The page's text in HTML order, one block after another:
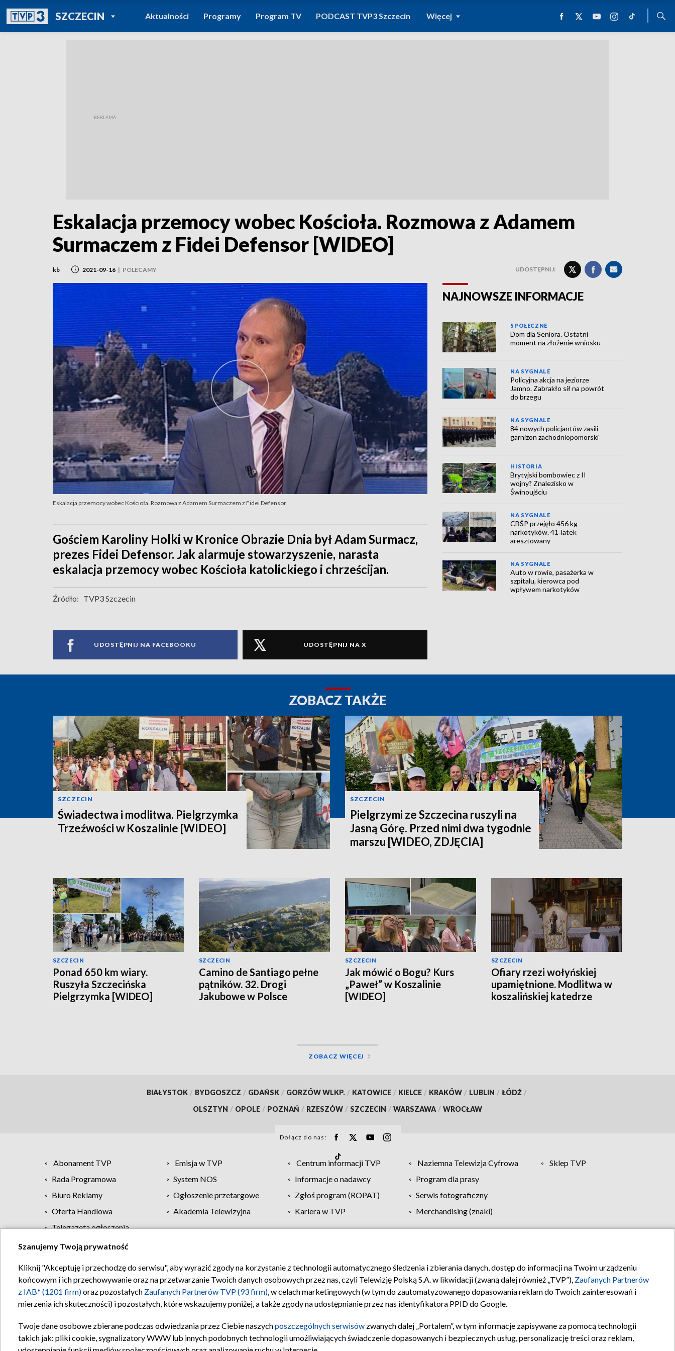
SZCZECINPOWRÓT DO
TVP REGIONY
Aktualności Programy Program TV PODCAST TVP3 Szczecin Więcej
Eskalacja przemocy wobec Kościoła. Rozmowa z Adamem
Surmaczem z Fidei Defensor [WIDEO]
kb 2021-09-16 | POLECAMY UDOSTĘPNIJ:
Eskalacja przemocy wobec Kościoła. Rozmowa z Adamem Surmaczem z Fidei Defensor
Gościem Karoliny Holki w Kronice Obrazie Dnia był Adam Surmacz,
prezes Fidei Defensor. Jak alarmuje stowarzyszenie, narasta
eskalacja przemocy wobec Kościoła katolickiego i chrześcijan.
Źródło: TVP3 Szczecin
UDOSTĘPNIJ NA FACEBOOKU UDOSTĘPNIJ NA X
NAJNOWSZE INFORMACJE
SPOŁECZNE
Dom dla Seniora. Ostatni
moment na złożenie wniosku
NA SYGNALE
Policyjna akcja na jeziorze
Jamno. Zabrakło sił na powrót
do brzegu
NA SYGNALE
84 nowych policjantów zasili
garnizon zachodniopomorski
HISTORIA
Brytyjski bombowiec z II
wojny? Znalezisko w
Świnoujściu
NA SYGNALE
CBŚP przejęło 456 kg
narkotyków. 41‑latek
aresztowany
NA SYGNALE
Auto w rowie, pasażerka w
szpitalu, kierowca pod
wpływem narkotyków
ZOBACZ TAKŻE
SZCZECIN
Świadectwa i modlitwa. Pielgrzymka
Trzeźwości w Koszalinie [WIDEO]
SZCZECIN
Pielgrzymi ze Szczecina ruszyli na
Jasną Górę. Przed nimi dwa tygodnie
marszu [WIDEO, ZDJĘCIA]
SZCZECIN
Ponad 650 km wiary.
Ruszyła Szczecińska
Pielgrzymka [WIDEO]
SZCZECIN
Camino de Santiago pełne
pątników. 32. Drogi
Jakubowe w Polsce
SZCZECIN
Jak mówić o Bogu? Kurs
„Paweł” w Koszalinie
[WIDEO]
SZCZECIN
Ofiary rzezi wołyńskiej
upamiętnione. Modlitwa w
koszalińskiej katedrze
ZOBACZ WIĘCEJ
BIAŁYSTOK / BYDGOSZCZ / GDAŃSK / GORZÓW WLKP. / KATOWICE / KIELCE / KRAKÓW / LUBLIN / ŁÓDŹ /
OLSZTYN / OPOLE / POZNAŃ / RZESZÓW / SZCZECIN / WARSZAWA / WROCŁAW
Dołącz do nas:
Abonament TVP Emisja w TVP Centrum informacji TVP Naziemna Telewizja Cyfrowa
Sklep TVP
Rada Programowa
System NOS Informacje o nadawcy
Program dla prasy
Biuro Reklamy
Ogłoszenie przetargowe Zgłoś program (ROPAT)
Serwis fotograficzny
Oferta Handlowa
Akademia Telewizyjna Kariera w TVP
Merchandising (znaki)
Telegazeta ogłoszenia
Regulamin TVP Polityka prywatności Moje zgody Pomoc Biuro reklamy Kontakt
Szanujemy Twoją prywatność
Kliknij "Akceptuję i przechodzę do serwisu", aby wyrazić zgody na korzystanie z technologii automatycznego śledzenia i zbierania danych, dostęp do informacji na Twoim urządzeniu
końcowym i ich przechowywanie oraz na przetwarzanie Twoich danych osobowych przez nas, czyli Telewizję Polską S.A. w likwidacji (zwaną dalej również „TVP”), Zaufanych Partnerów
z IAB* (1201 firm)oraz pozostałych Zaufanych Partnerów TVP (93 firm), w celach marketingowych (w tym do zautomatyzowanego dopasowania reklam do Twoich zainteresowań i
mierzenia ich skuteczności) i pozostałych, które wskazujemy poniżej, a także zgody na udostępnianie przez nas identyfikatora PPID do Google.
Twoje dane osobowe zbierane podczas odwiedzania przez Ciebie naszychposzczególnych serwisów zwanych dalej „Portalem”, w tym informacje zapisywane za pomocą technologii
takich jak: pliki cookie, sygnalizatory WWW lub innych podobnych technologii umożliwiających świadczenie dopasowanych i bezpiecznych usług, personalizację treści oraz reklam,